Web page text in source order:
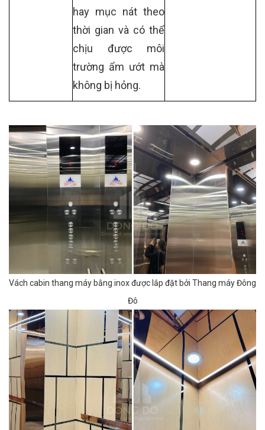
hay mục nát theo
thời gian và có thể
chịu được môi
trường ẩm ướt mà
không bị hỏng.
Vách cabin thang máy bằng inox được lắp đặt bởi Thang máy Đông
Đô